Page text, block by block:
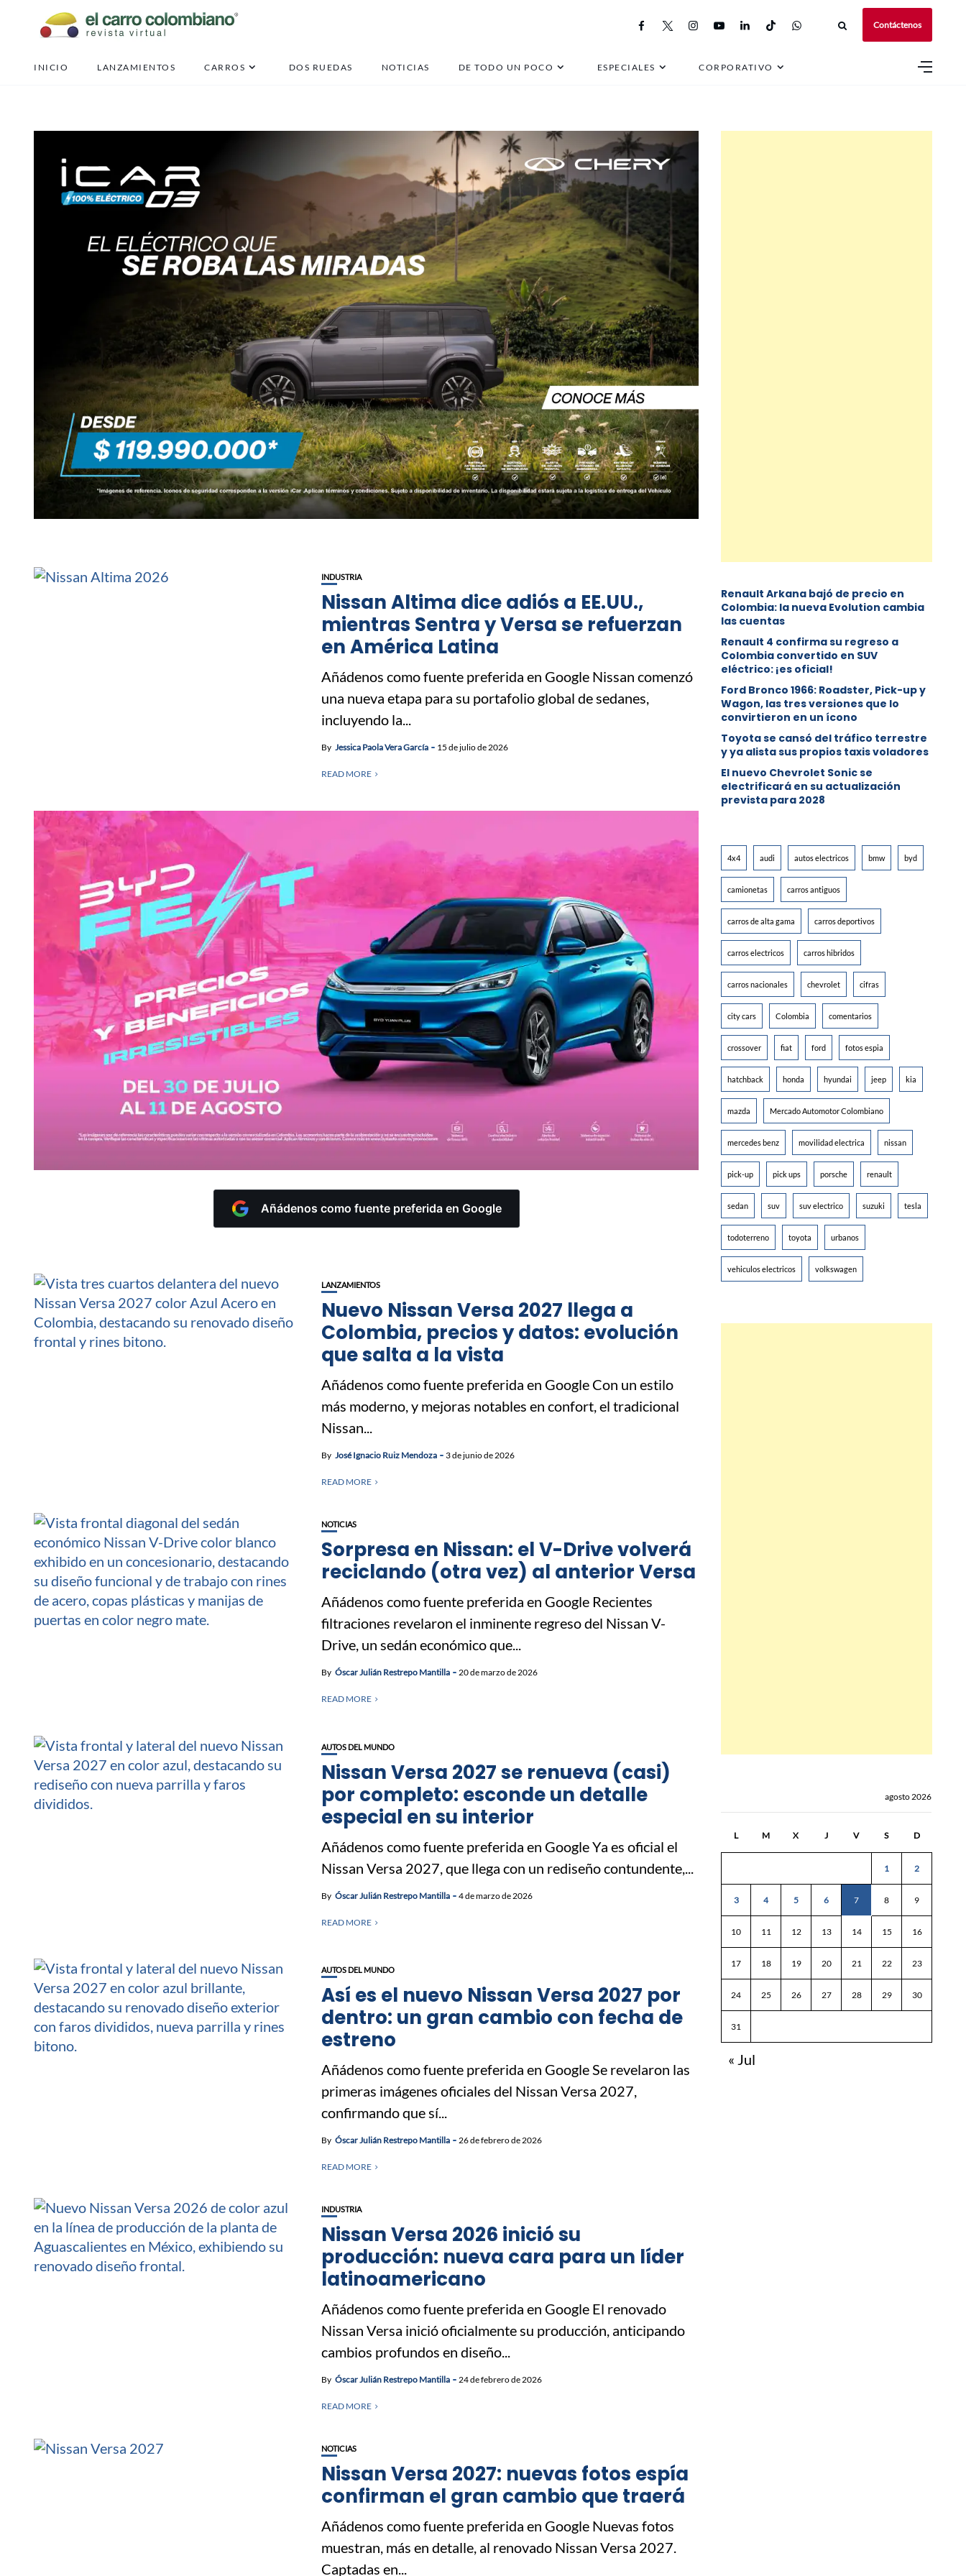
Contáctenos
INICIO LANZAMIENTOS CARROS DOS RUEDAS NOTICIAS DE TODO UN POCO ESPECIALES CORPORATIVO
nissan versa
INDUSTRIA
Nissan Altima dice adiós a EE.UU.,
mientras Sentra y Versa se refuerzan
en América Latina
Añádenos como fuente preferida en Google Nissan comenzó
una nueva etapa para su portafolio global de sedanes,
incluyendo la...
By Jessica Paola Vera García 15 de julio de 2026
READ MORE
Añádenos como fuente preferida en Google
LANZAMIENTOS
Nuevo Nissan Versa 2027 llega a
Colombia, precios y datos: evolución
que salta a la vista
Añádenos como fuente preferida en Google Con un estilo
más moderno, y mejoras notables en confort, el tradicional
Nissan...
By José Ignacio Ruiz Mendoza 3 de junio de 2026
READ MORE
NOTICIAS
Sorpresa en Nissan: el V-Drive volverá
reciclando (otra vez) al anterior Versa
Añádenos como fuente preferida en Google Recientes
filtraciones revelaron el inminente regreso del Nissan V-
Drive, un sedán económico que...
By Óscar Julián Restrepo Mantilla 20 de marzo de 2026
READ MORE
AUTOS DEL MUNDO
Nissan Versa 2027 se renueva (casi)
por completo: esconde un detalle
especial en su interior
Añádenos como fuente preferida en Google Ya es oficial el
Nissan Versa 2027, que llega con un rediseño contundente,...
By Óscar Julián Restrepo Mantilla 4 de marzo de 2026
READ MORE
AUTOS DEL MUNDO
Así es el nuevo Nissan Versa 2027 por
dentro: un gran cambio con fecha de
estreno
Añádenos como fuente preferida en Google Se revelaron las
primeras imágenes oficiales del Nissan Versa 2027,
confirmando que sí...
By Óscar Julián Restrepo Mantilla 26 de febrero de 2026
READ MORE
INDUSTRIA
Nissan Versa 2026 inició su
producción: nueva cara para un líder
latinoamericano
Añádenos como fuente preferida en Google El renovado
Nissan Versa inició oficialmente su producción, anticipando
cambios profundos en diseño...
By Óscar Julián Restrepo Mantilla 24 de febrero de 2026
READ MORE
NOTICIAS
Nissan Versa 2027: nuevas fotos espía
confirman el gran cambio que traerá
Añádenos como fuente preferida en Google Nuevas fotos
muestran, más en detalle, al renovado Nissan Versa 2027.
Captadas en...
Renault Arkana bajó de precio en
Colombia: la nueva Evolution cambia
las cuentas
Renault 4 confirma su regreso a
Colombia convertido en SUV
eléctrico: ¡es oficial!
Ford Bronco 1966: Roadster, Pick-up y
Wagon, las tres versiones que lo
convirtieron en un ícono
Toyota se cansó del tráfico terrestre
y ya alista sus propios taxis voladores
El nuevo Chevrolet Sonic se
electrificará en su actualización
prevista para 2028
4x4 audi autos electricos bmw byd
camionetas carros antiguos
carros de alta gama carros deportivos
carros electricos carros hibridos
carros nacionales chevrolet cifras
city cars Colombia comentarios
crossover fiat ford fotos espia
hatchback honda hyundai jeep kia
mazda Mercado Automotor Colombiano
mercedes benz movilidad electrica nissan
pick-up pick ups porsche renault
sedan suv suv electrico suzuki tesla
todoterreno toyota urbanos
vehiculos electricos volkswagen
agosto 2026
L M X J V S D
1 2
3 4 5 6 7 8 9
10 11 12 13 14 15 16
17 18 19 20 21 22 23
24 25 26 27 28 29 30
31
« Jul